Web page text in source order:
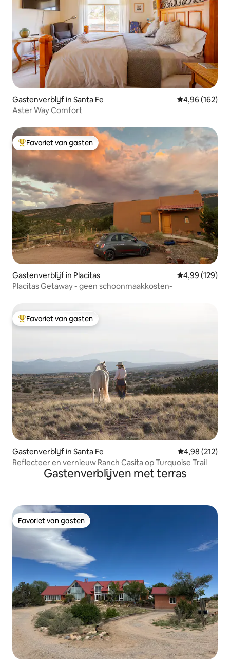
Gastenverblijf in Santa Fe Gemiddelde
4,96 (162)
Aster Way Comfort
Topfavoriet van gasten
Favoriet van gasten
Gastenverblijf in Placitas Gemiddelde
4,99 (129)
Placitas Getaway - geen schoonmaakkosten-
Topfavoriet van gasten
Favoriet van gasten
Gastenverblijf in Santa Fe Gemiddelde
4,98 (212)
Reflecteer en vernieuw Ranch Casita op Turquoise Trail
Gastenverblijven met terras
Favoriet van gasten
Favoriet van gasten